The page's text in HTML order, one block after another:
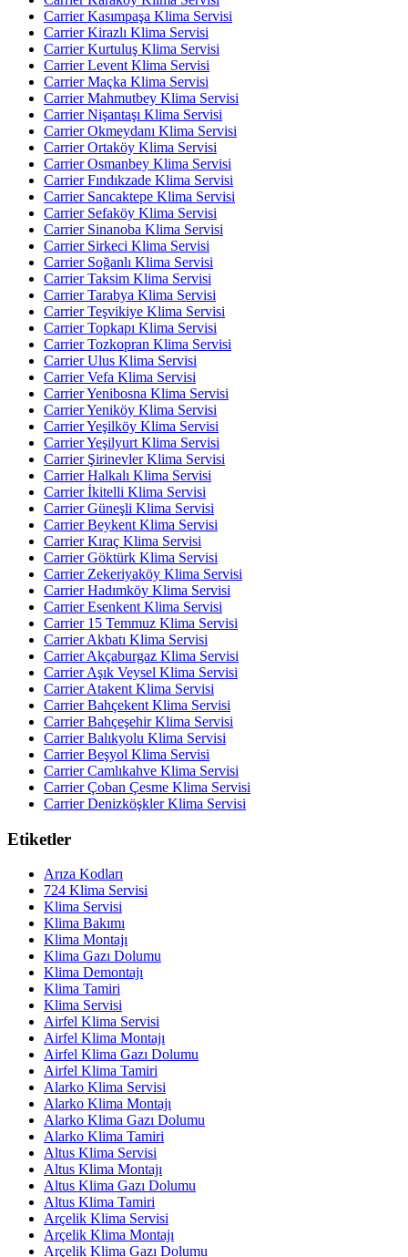
Carrier Kasımpaşa Klima Servisi
Carrier Kirazlı Klima Servisi
Carrier Kurtuluş Klima Servisi
Carrier Levent Klima Servisi
Carrier Maçka Klima Servisi
Carrier Mahmutbey Klima Servisi
Carrier Nişantaşı Klima Servisi
Carrier Okmeydanı Klima Servisi
Carrier Ortaköy Klima Servisi
Carrier Osmanbey Klima Servisi
Carrier Fındıkzade Klima Servisi
Carrier Sancaktepe Klima Servisi
Carrier Sefaköy Klima Servisi
Carrier Sinanoba Klima Servisi
Carrier Sirkeci Klima Servisi
Carrier Soğanlı Klima Servisi
Carrier Taksim Klima Servisi
Carrier Tarabya Klima Servisi
Carrier Teşvikiye Klima Servisi
Carrier Topkapı Klima Servisi
Carrier Tozkopran Klima Servisi
Carrier Ulus Klima Servisi
Carrier Vefa Klima Servisi
Carrier Yenibosna Klima Servisi
Carrier Yeniköy Klima Servisi
Carrier Yeşilköy Klima Servisi
Carrier Yeşilyurt Klima Servisi
Carrier Şirinevler Klima Servisi
Carrier Halkalı Klima Servisi
Carrier İkitelli Klima Servisi
Carrier Güneşli Klima Servisi
Carrier Beykent Klima Servisi
Carrier Kıraç Klima Servisi
Carrier Göktürk Klima Servisi
Carrier Zekeriyaköy Klima Servisi
Carrier Hadımköy Klima Servisi
Carrier Esenkent Klima Servisi
Carrier 15 Temmuz Klima Servisi
Carrier Akbatı Klima Servisi
Carrier Akçaburgaz Klima Servisi
Carrier Aşık Veysel Klima Servisi
Carrier Atakent Klima Servisi
Carrier Bahçekent Klima Servisi
Carrier Bahçeşehir Klima Servisi
Carrier Balıkyolu Klima Servisi
Carrier Beşyol Klima Servisi
Carrier Camlıkahve Klima Servisi
Carrier Çoban Çesme Klima Servisi
Carrier Denizköşkler Klima Servisi
Etiketler
Arıza Kodları
724 Klima Servisi
Klima Servisi
Klima Bakımı
Klima Montajı
Klima Gazı Dolumu
Klima Demontajı
Klima Tamiri
Klima Servisi
Airfel Klima Servisi
Airfel Klima Montajı
Airfel Klima Gazı Dolumu
Airfel Klima Tamiri
Alarko Klima Servisi
Alarko Klima Montajı
Alarko Klima Gazı Dolumu
Alarko Klima Tamiri
Altus Klima Servisi
Altus Klima Montajı
Altus Klima Gazı Dolumu
Altus Klima Tamiri
Arçelik Klima Servisi
Arçelik Klima Montajı
Arçelik Klima Gazı Dolumu